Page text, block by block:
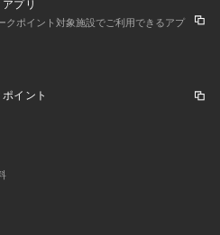
プリ
クポイント対象施設でご利用できるアプ
イント